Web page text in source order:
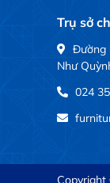
Trụ sở
Đường
Như
024